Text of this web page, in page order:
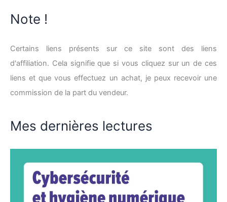
Note !
Certains liens présents sur ce site sont des liens
d'affiliation. Cela signifie que si vous cliquez sur un de ces
liens et que vous effectuez un achat, je peux recevoir une
commission de la part du vendeur.
Mes dernières lectures